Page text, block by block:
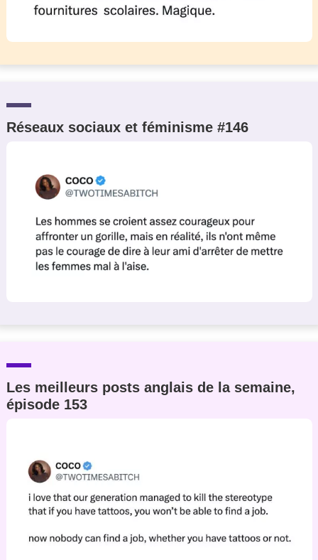
Réseaux sociaux et féminisme #146
Les meilleurs posts anglais de la semaine,
épisode 153